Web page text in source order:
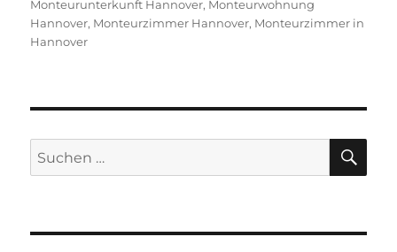
am
Monteurunterkunft Hannover, Monteurwohnung
Hannover, Monteurzimmer Hannover, Monteurzimmer in
Hannover
Suchen
nach: